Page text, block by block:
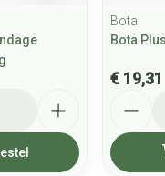
Bota
Bota
€ 19,31